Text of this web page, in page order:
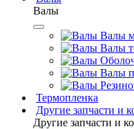
Валы
Валы
Валы
Валы
Термопленка
Другие запчасти и
Другие запчасти и